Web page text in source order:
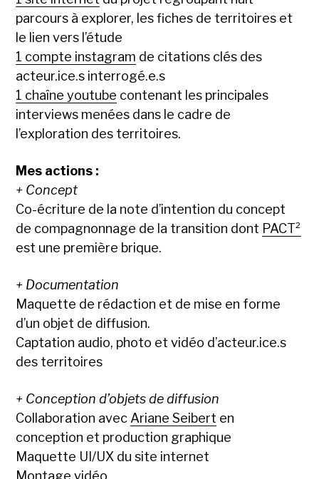
parcours à explorer, les fiches de territoires et
le lien vers l’étude
1 compte instagram de citations clés des
acteur.ice.s interrogé.e.s
1 chaîne youtube contenant les principales
interviews menées dans le cadre de
l’exploration des territoires.
Mes actions :
+ Concept
Co-écriture de la note d’intention du concept
de compagnonnage de la transition dont PACT²
est une première brique.
+ Documentation
Maquette de rédaction et de mise en forme
d’un objet de diffusion.
Captation audio, photo et vidéo d’acteur.ice.s
des territoires
+ Conception d’objets de diffusion
Collaboration avec Ariane Seibert en
conception et production graphique
Maquette UI/UX du site internet
Montage vidéo